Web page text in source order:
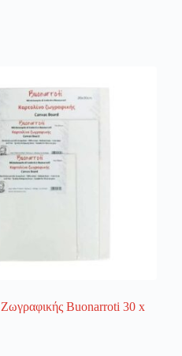
Buonarroti 30 x